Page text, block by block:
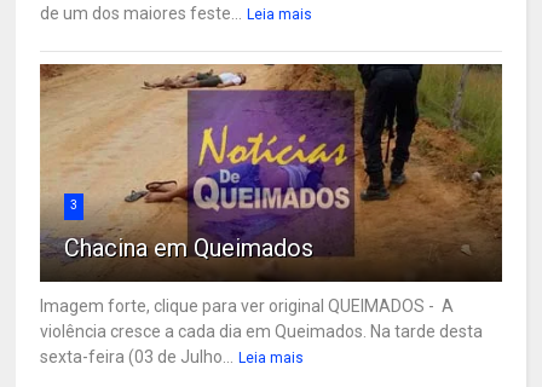
de um dos maiores feste...
Leia mais
3
Chacina em Queimados
Imagem forte, clique para ver original QUEIMADOS - A
violência cresce a cada dia em Queimados. Na tarde desta
sexta-feira (03 de Julho...
Leia mais